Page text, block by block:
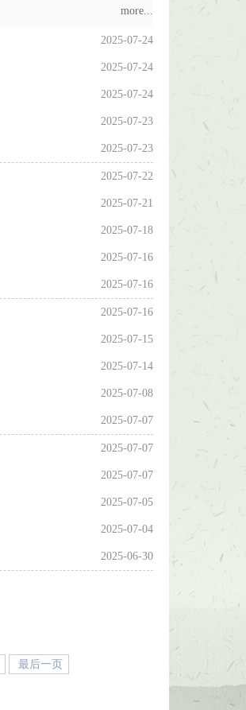
more...
2025-07-24
2025-07-24
2025-07-24
2025-07-23
2025-07-23
2025-07-22
2025-07-21
2025-07-18
2025-07-16
2025-07-16
2025-07-16
2025-07-15
2025-07-14
2025-07-08
2025-07-07
2025-07-07
2025-07-07
2025-07-05
2025-07-04
2025-06-30
最后一页